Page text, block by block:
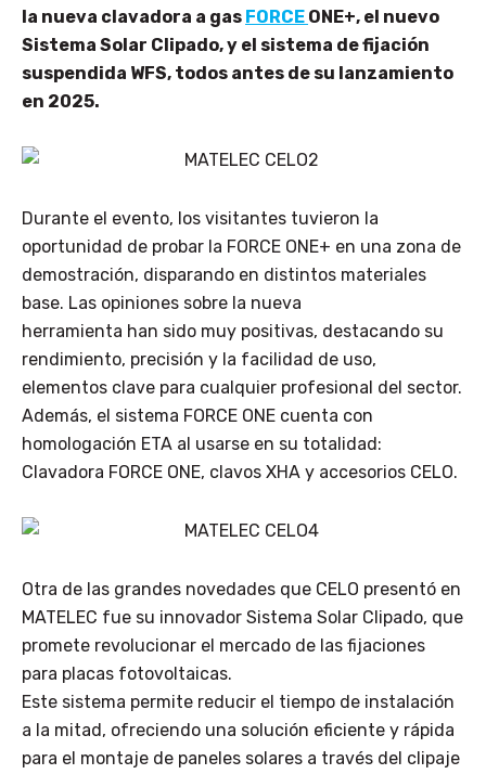
la nueva clavadora a gas FORCE ONE+, el nuevo
Sistema Solar Clipado, y el sistema de fijación
suspendida WFS, todos antes de su lanzamiento
en 2025.
Durante el evento, los visitantes tuvieron la
oportunidad de probar la FORCE ONE+ en una zona de
demostración, disparando en distintos materiales
base. Las opiniones sobre la nueva
herramienta han sido muy positivas, destacando su
rendimiento, precisión y la facilidad de uso,
elementos clave para cualquier profesional del sector.
Además, el sistema FORCE ONE cuenta con
homologación ETA al usarse en su totalidad:
Clavadora FORCE ONE, clavos XHA y accesorios CELO.
Otra de las grandes novedades que CELO presentó en
MATELEC fue su innovador Sistema Solar Clipado, que
promete revolucionar el mercado de las fijaciones
para placas fotovoltaicas.
Este sistema permite reducir el tiempo de instalación
a la mitad, ofreciendo una solución eficiente y rápida
para el montaje de paneles solares a través del clipaje